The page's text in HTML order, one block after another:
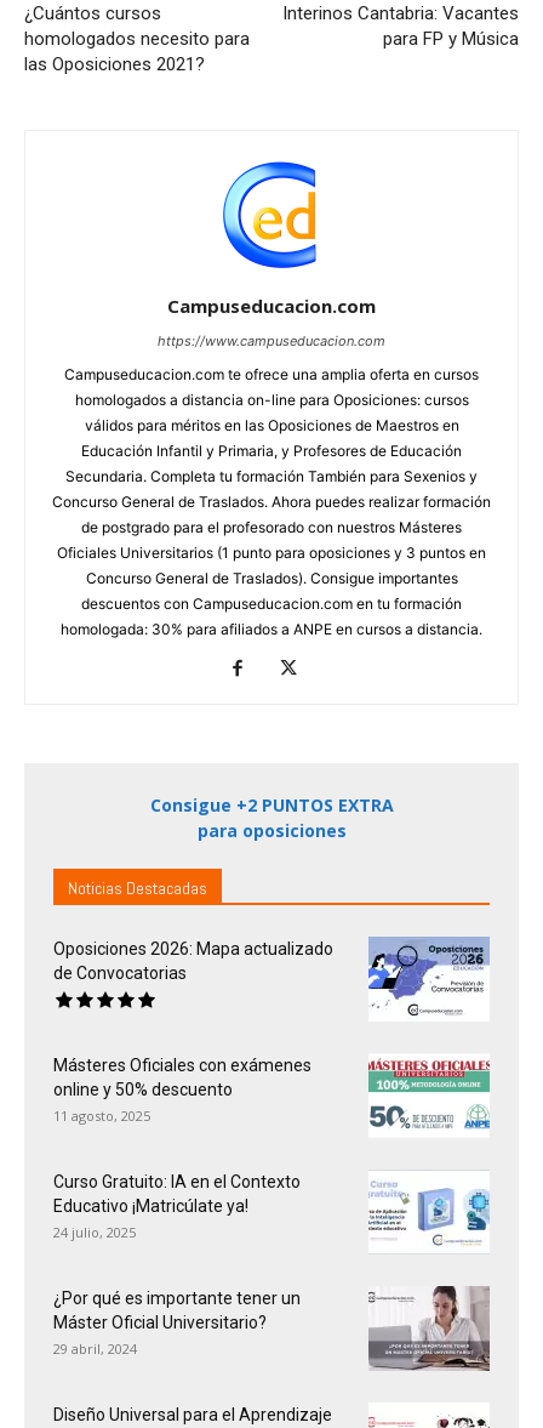
¿Cuántos cursos
homologados necesito para
las Oposiciones 2021?
Interinos Cantabria: Vacantes
para FP y Música
Campuseducacion.com
https://www.campuseducacion.com
Campuseducacion.com te ofrece una amplia oferta en cursos
homologados a distancia on-line para Oposiciones: cursos
válidos para méritos en las Oposiciones de Maestros en
Educación Infantil y Primaria, y Profesores de Educación
Secundaria. Completa tu formación También para Sexenios y
Concurso General de Traslados. Ahora puedes realizar formación
de postgrado para el profesorado con nuestros Másteres
Oficiales Universitarios (1 punto para oposiciones y 3 puntos en
Concurso General de Traslados). Consigue importantes
descuentos con Campuseducacion.com en tu formación
homologada: 30% para afiliados a ANPE en cursos a distancia.
Consigue +2 PUNTOS EXTRA
para oposiciones
Noticias Destacadas
Oposiciones 2026: Mapa actualizado
de Convocatorias
Másteres Oficiales con exámenes
online y 50% descuento
11 agosto, 2025
Curso Gratuito: IA en el Contexto
Educativo ¡Matricúlate ya!
24 julio, 2025
¿Por qué es importante tener un
Máster Oficial Universitario?
29 abril, 2024
Diseño Universal para el Aprendizaje